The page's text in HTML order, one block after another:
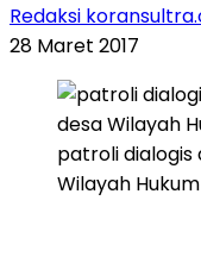
Redaksi
28 Maret 2017
patroli
Wilayah